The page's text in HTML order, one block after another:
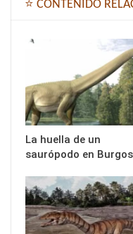
⭐ CONTENIDO
La huella de un
saurópodo en Burgos